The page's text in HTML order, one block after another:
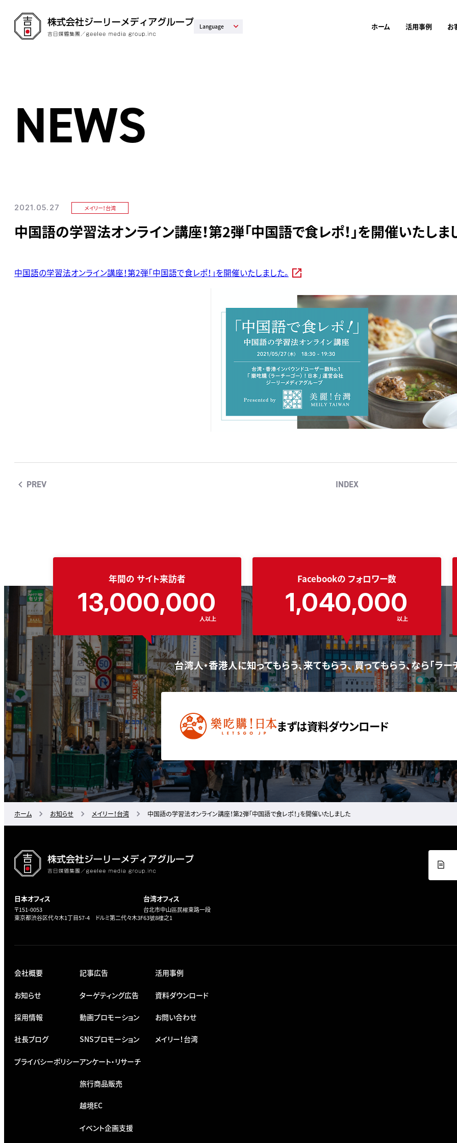
Language ホーム 活用事例 お
NEWS
2021.05.27 メイリー！台湾
中国語の学習法オンライン講座！第2弾「中国語で食レポ！」を開催いたしま
中国語の学習法オンライン講座！第2弾「中国語で食レポ！」を開催いたしました。
PREV INDEX
台湾人・香港人に知ってもらう、来てもらう、 買ってもらう、なら「ラー
まずは資料ダウンロード
年間の サイト来訪者
13,000,000
人以上
Facebookの フォロワー数
1,040,000
以上
ホーム お知らせ メイリー！台湾 中国語の学習法オンライン講座！第2弾「中国語で食レポ！」を開催いたしました
日本オフィス
〒151-0053
東京都渋谷区代々木1丁目57-4 ドルミ第二代々木3F
台湾オフィス
台北市中山區民權東路一段
63號8樓之1
会社概要
お知らせ
採用情報
社長ブログ
プライバシーポリシー
記事広告
ターゲティング広告
動画プロモーション
SNSプロモーション
アンケート・リサーチ
旅行商品販売
越境EC
イベント企画支援
活用事例
資料ダウンロード
お問い合わせ
メイリー！台湾